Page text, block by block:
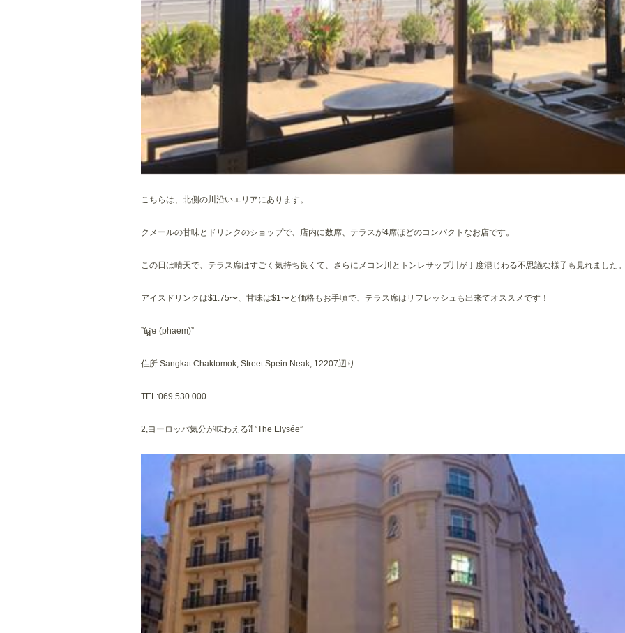
こちらは、北側の川沿いエリアにあります。
クメールの甘味とドリンクのショップで、店内に数席、テラスが4席ほどのコンパクトなお店です。
この日は晴天で、テラス席はすごく気持ち良くて、さらにメコン川とトンレサップ川が丁度混じわる不思議な様子も見れました
アイスドリンクは$1.75〜、甘味は$1〜と価格もお手頃で、テラス席はリフレッシュも出来てオススメです！
”ផ្អែម (phaem)”
住所:Sangkat Chaktomok, Street Spein Neak, 12207辺り
TEL:069 530 000
2,ヨーロッパ気分が味わえる⁈ ”The Elysée”